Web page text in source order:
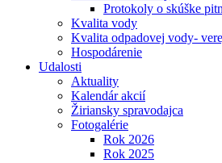
Protokoly o skúške
Kvalita vody
Kvalita odpadovej vody-
Hospodárenie
Udalosti
Aktuality
Kalendár akcií
Žiriansky spravodajca
Fotogalérie
Rok 2026
Rok 2025